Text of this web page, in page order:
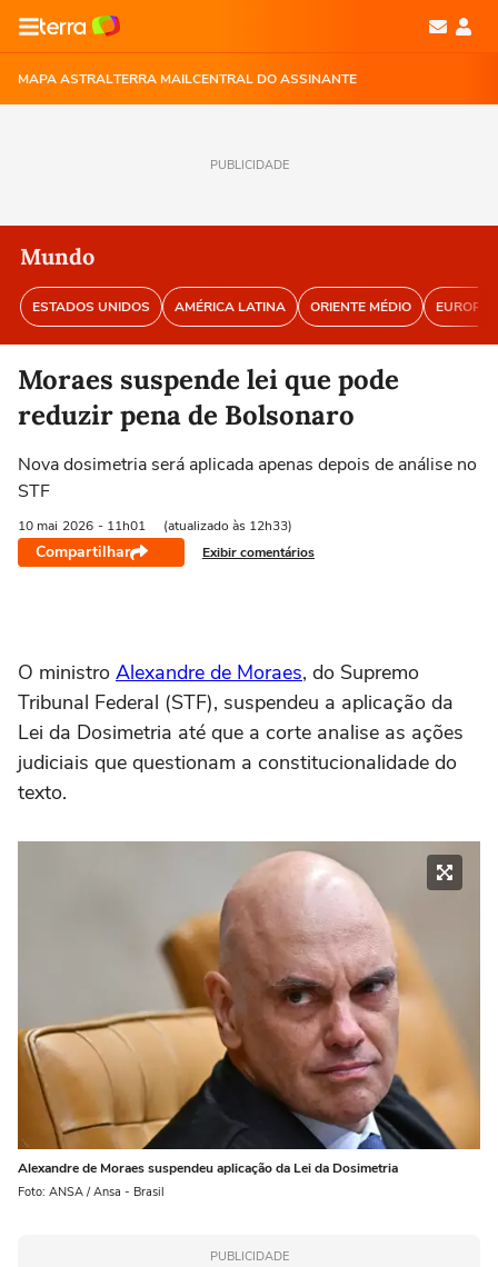
MAPA ASTRALTERRA MAILCENTRAL DO ASSINANTE
PUBLICIDADE
Mundo
ESTADOS UNIDOS AMÉRICA LATINA ORIENTE MÉDIO EUROPA
Moraes suspende lei que pode
reduzir pena de Bolsonaro
Nova dosimetria será aplicada apenas depois de análise no
STF
10 mai 2026 - 11h01 (atualizado às 12h33)
Compartilhar Exibir comentários
O ministro Alexandre de Moraes, do Supremo
Tribunal Federal (STF), suspendeu a aplicação da
Lei da Dosimetria até que a corte analise as ações
judiciais que questionam a constitucionalidade do
texto.
Alexandre de Moraes suspendeu aplicação da Lei da Dosimetria
Foto: ANSA / Ansa - Brasil
PUBLICIDADE